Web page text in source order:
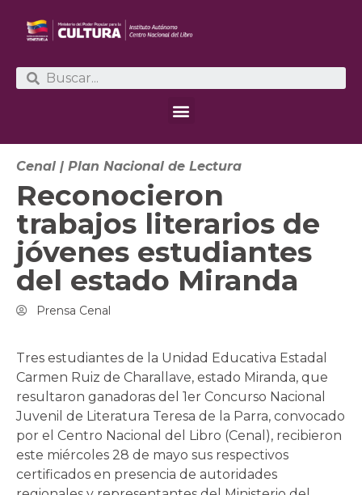
Cenal | Plan Nacional de Lectura
Reconocieron
trabajos literarios de
jóvenes estudiantes
del estado Miranda
Prensa Cenal
Tres estudiantes de la Unidad Educativa Estadal
Carmen Ruiz de Charallave, estado Miranda, que
resultaron ganadoras del 1er Concurso Nacional
Juvenil de Literatura Teresa de la Parra, convocado
por el Centro Nacional del Libro (Cenal), recibieron
este miércoles 28 de mayo sus respectivos
certificados en presencia de autoridades